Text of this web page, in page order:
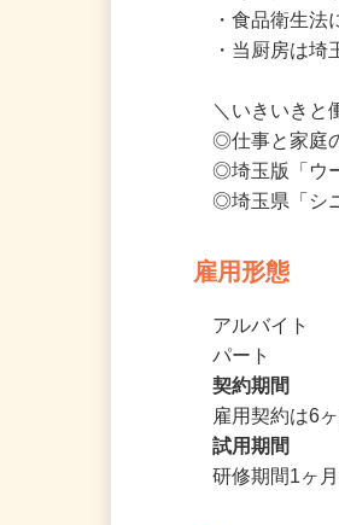
【その他の事
・食品衛生
＼いきいきと
◎仕事と家庭
◎埼玉版「ウ
アルバイト
パート
契約期間
雇用契約は6
試用期間